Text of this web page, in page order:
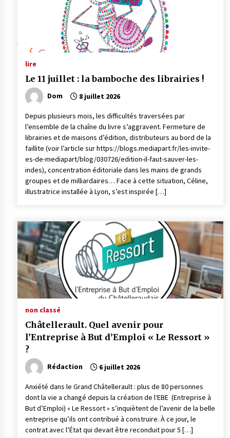
lire
Le 11 juillet : la bamboche des librairies !
Dom 8 juillet 2026
Depuis plusieurs mois, les difficultés traversées par
l’ensemble de la chaîne du livre s’aggravent. Fermeture de
librairies et de maisons d’édition, distributeurs au bord de la
faillite (voir l’article sur https://blogs.mediapart.fr/les-invite-
es-de-mediapart/blog/030726/edition-il-faut-sauver-les-
indes), concentration éditoriale dans les mains de grands
groupes et de milliardaires… Face à cette situation, Céline,
illustratrice installée à Lyon, s’est inspirée […]
non classé
Châtellerault. Quel avenir pour
l’Entreprise à But d’Emploi « Le Ressort »
?
Rédaction 6 juillet 2026
Anxiété dans le Grand Châtellerault : plus de 80 personnes
dont la vie a changé depuis la création de l‘EBE (Entreprise à
But d’Emploi) « Le Ressort » s’inquiètent de l’avenir de la belle
entreprise qu’ils ont contribué à construire. À ce jour, le
contrat avec l’État qui devait être reconduit pour 5 […]